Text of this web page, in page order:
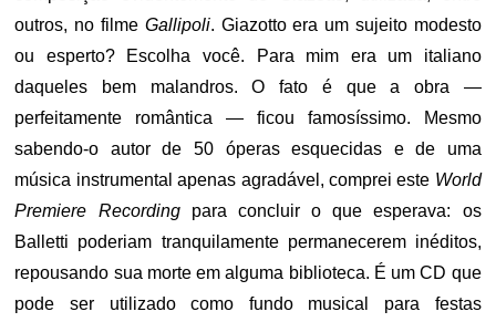
outros, no filme Gallipoli. Giazotto era um sujeito modesto
ou esperto? Escolha você. Para mim era um italiano
daqueles bem malandros. O fato é que a obra —
perfeitamente romântica — ficou famosíssimo. Mesmo
sabendo-o autor de 50 óperas esquecidas e de uma
música instrumental apenas agradável, comprei este World
Premiere Recordingpara concluir o que esperava: os
Balletti poderiam tranquilamente permanecerem inéditos,
repousando sua morte em alguma biblioteca. É um CD que
pode ser utilizado como fundo musical para festas